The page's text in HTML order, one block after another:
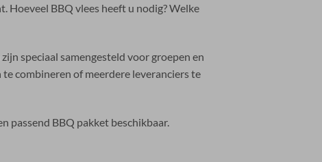
Hoeveel BBQ vlees heeft u nodig? Welke
speciaal samengesteld voor groepen en
combineren of meerdere leveranciers te
passend BBQ pakket beschikbaar.